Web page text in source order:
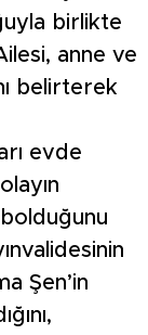
birlikte
anne ve
belirterek
evde
Şen’in